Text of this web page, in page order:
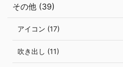
その他 (39)
アイコン (17)
吹き出し (11)